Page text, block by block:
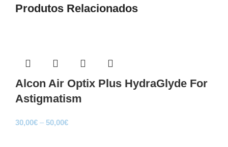
Produtos Relacionados
Alcon Air Optix Plus HydraGlyde For
Astigmatism
30,00€ – 50,00€Price